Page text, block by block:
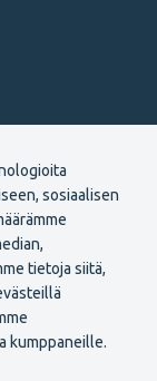
sosiaalisen
tietoja siitä,
kumppaneille.